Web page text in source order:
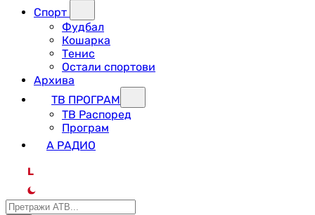
Спорт
Фудбал
Кошарка
Тенис
Остали спортови
Архива
ТВ ПРОГРАМ
ТВ Распоред
Програм
А РАДИО
L